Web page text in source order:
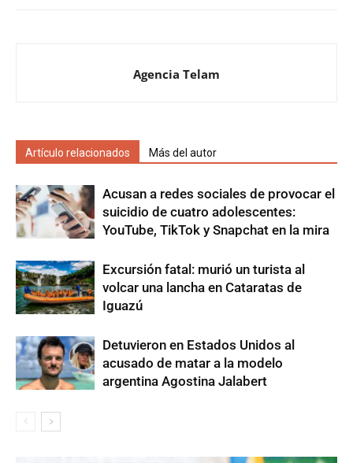
Agencia Telam
Artículo relacionados Más del autor
Acusan a redes sociales de provocar el
suicidio de cuatro adolescentes:
YouTube, TikTok y Snapchat en la mira
Excursión fatal: murió un turista al
volcar una lancha en Cataratas de
Iguazú
Detuvieron en Estados Unidos al
acusado de matar a la modelo
argentina Agostina Jalabert